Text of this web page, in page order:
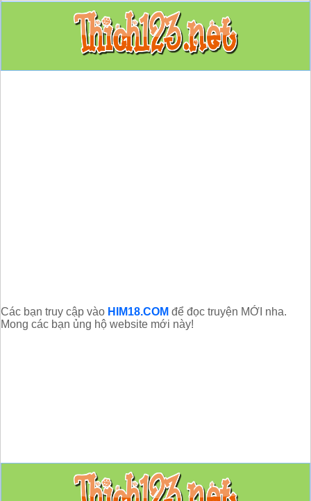
Các bạn truy cập vào HIM18.COM để đọc truyện MỚI nha.
Mong các bạn ủng hộ website mới này!